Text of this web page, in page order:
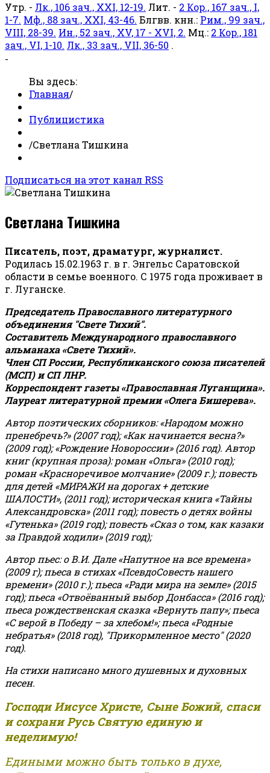
Утр. - Лк., 106 зач., XXI, 12-19. Лит. - 2 Кор., 167 зач., I,
1-7. Мф., 88 зач., XXI, 43-46. Блгвв. кнн.: Рим., 99 зач.,
VIII, 28-39. Ин., 52 зач., XV, 17 - XVI, 2. Мц.: 2 Кор., 181
зач., VI, 1-10. Лк., 33 зач., VII, 36-50 .
-
Вы здесь:
Главная/
Публицистика
/Светлана Тишкина
Подписаться на этот канал RSS
Светлана Тишкина
Писатель, поэт, драматург, журналист.
Родилась 15.02.1963 г. в г. Энгельс Саратовской
области в семье военного. С 1975 года проживает в
г. Луганске.
Председатель Православного литературного
объединения "Свете Тихий".
Составитель Международного православного
альманаха «Свете Тихий».
Член СП России, Республиканского союза писателей
(МСП) и СП ЛНР.
Корреспондент газеты «Православная Луганщина».
Лауреат литературной премии «Олега Бишерева».
Автор поэтических сборников: «Народом можно
пренебречь?» (2007 год); «Как начинается весна?»
(2009 год); «Рождение Новороссии» (2016 год). Автор
книг (крупная проза): роман «Ольга» (2010 год);
роман «Красноречивое молчание» (2009 г.); повесть
для детей «МИРАЖИ на дорогах + детские
ШАЛОСТИ», (2011 год); историческая книга «Тайны
Александровска» (2011 год); повесть о детях войны
«Гутенька» (2019 год); повесть «Сказ о том, как казаки
за Правдой ходили» (2019 год);
Автор пьес: о В.И. Дале «Напутное на все времена»
(2009 г); пьеса в стихах «ПсевдоСовесть нашего
времени» (2010 г.); пьеса «Ради мира на земле» (2015
год); пьеса «Отвоёванный выбор Донбасса» (2016 год);
пьеса рождественская сказка «Вернуть папу»; пьеса
«С верой в Победу – за хлебом!»;пьеса «Родные
небратья» (2018 год), "Прикормленное место" (2020
год).
На стихи написано много душевных и духовных
песен.
Господи Иисусе Христе, Сыне Божий, спаси
и сохрани Русь Святую единую и
неделимую!
Едиными можно быть только в духе,